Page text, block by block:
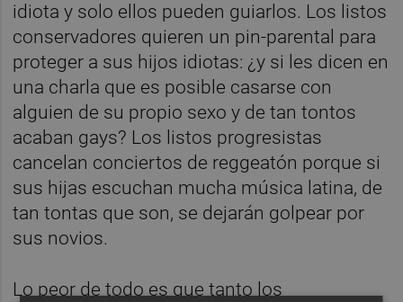
idiota y solo ellos pueden guiarlos. Los listos
conservadores quieren un pin-parental para
proteger a sus hijos idiotas: ¿y si les dicen en
una charla que es posible casarse con
alguien de su propio sexo y de tan tontos
acaban gays? Los listos progresistas
cancelan conciertos de reggeatón porque si
sus hijas escuchan mucha música latina, de
tan tontas que son, se dejarán golpear por
sus novios.
Lo peor de todo es que tanto los